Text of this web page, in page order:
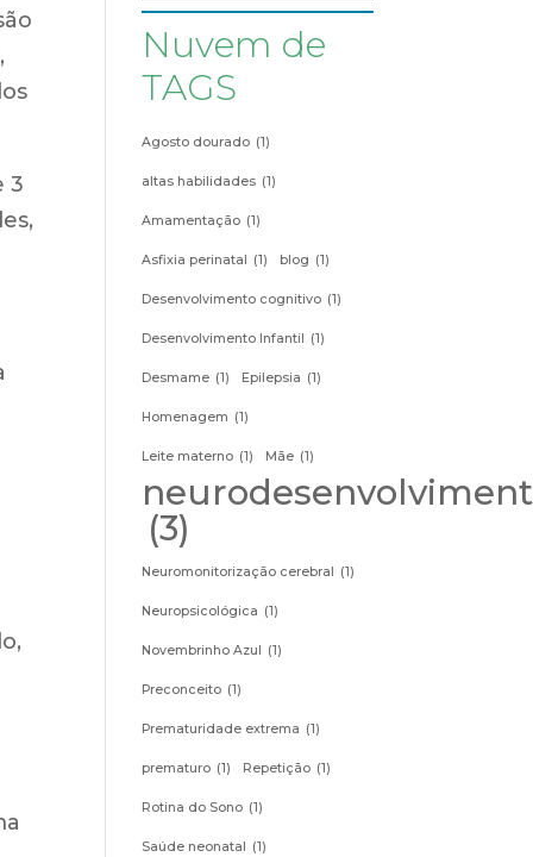
3
Nuvem de
TAGS
Agosto dourado (1)
altas habilidades (1)
Amamentação (1)
Asfixia perinatal (1) blog (1)
Desenvolvimento cognitivo (1)
Desenvolvimento Infantil (1)
Desmame (1) Epilepsia (1)
Homenagem (1)
Leite materno (1) Mãe (1)
(3)
Neuromonitorização cerebral (1)
Neuropsicológica (1)
Novembrinho Azul (1)
Preconceito (1)
Prematuridade extrema (1)
prematuro (1) Repetição (1)
Rotina do Sono (1)
Saúde neonatal (1)